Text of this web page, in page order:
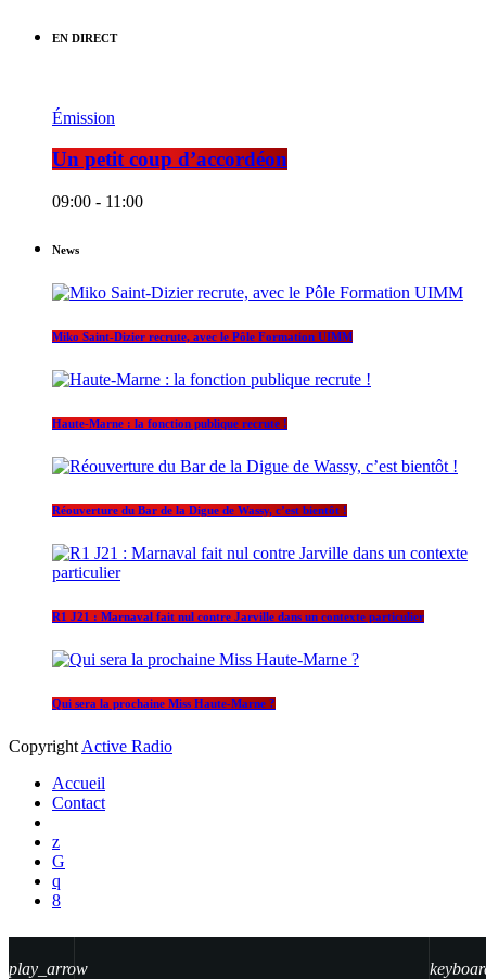
play_arrow
EN DIRECT
Émission
Un petit coup d’accordéon
09:00 - 11:00
News
Miko Saint-Dizier recrute, avec le Pôle Formation UIMM
Haute-Marne : la fonction publique recrute !
Réouverture du Bar de la Digue de Wassy, c’est bientôt !
R1 J21 : Marnaval fait nul contre Jarville dans un contexte particulier
Qui sera la prochaine Miss Haute-Marne ?
Copyright Active Radio
Accueil
Contact